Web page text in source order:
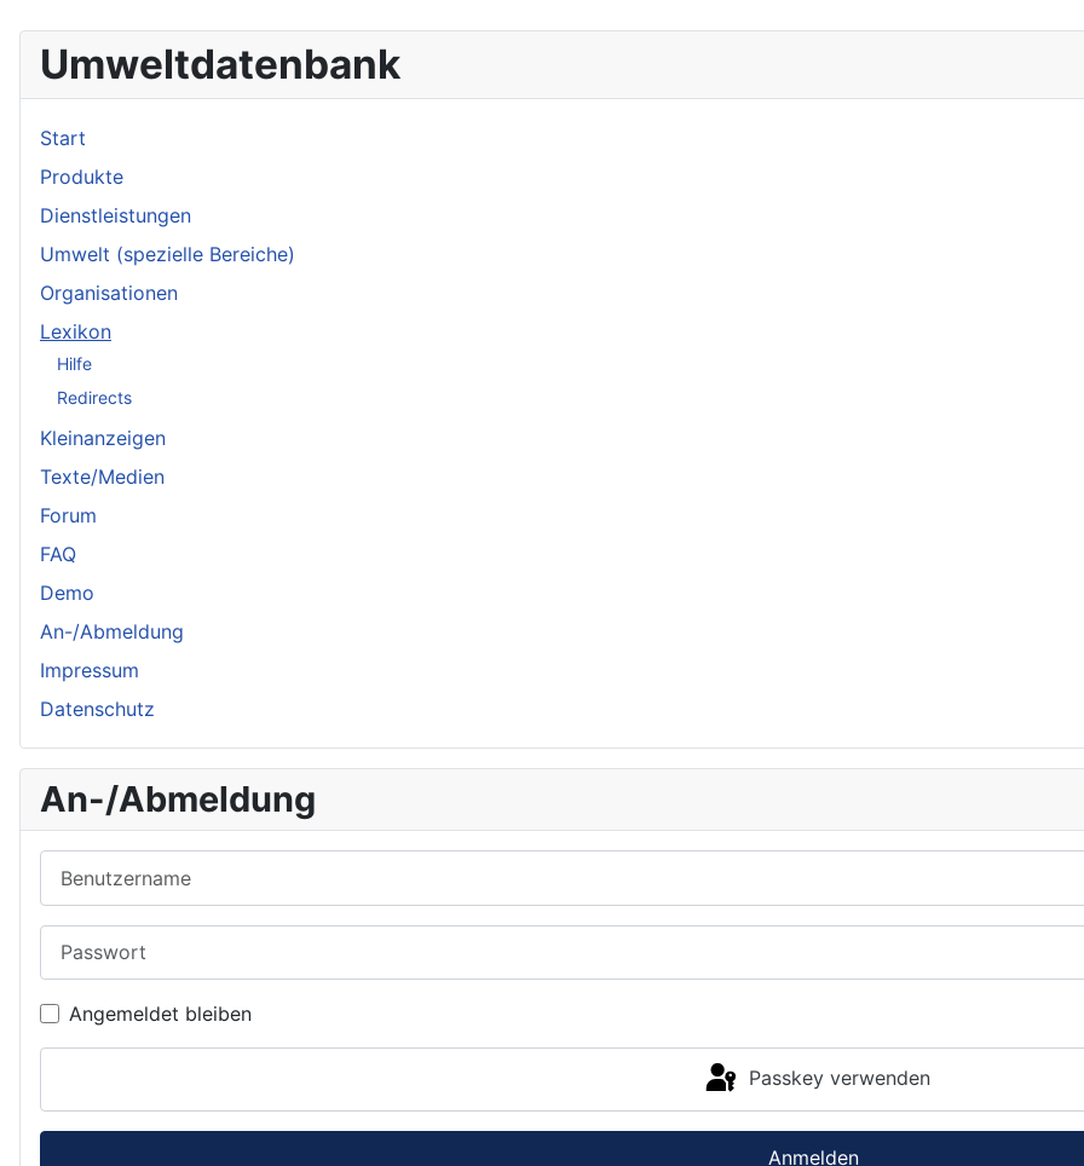
Umweltdatenbank
Start
Produkte
Dienstleistungen
Umwelt (spezielle Bereiche)
Organisationen
Lexikon
Hilfe
Redirects
Kleinanzeigen
Texte/Medien
Forum
FAQ
Demo
An-/Abmeldung
Impressum
Datenschutz
An-/Abmeldung
Angemeldet bleiben
Passkey verwenden
Anmelden